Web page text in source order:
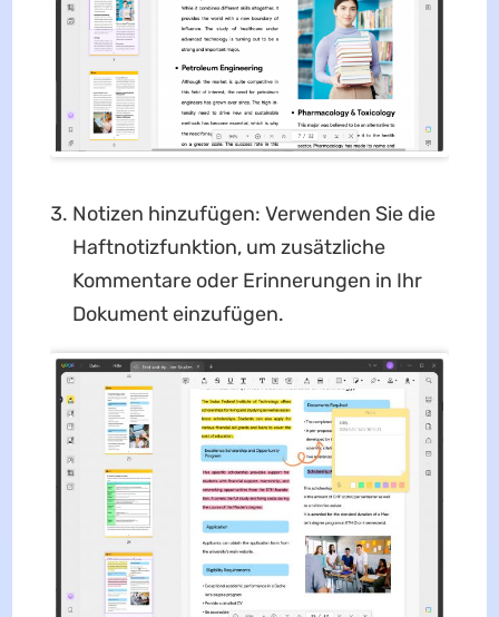
Notizen hinzufügen: Verwenden Sie die
Haftnotizfunktion, um zusätzliche
Kommentare oder Erinnerungen in Ihr
Dokument einzufügen.